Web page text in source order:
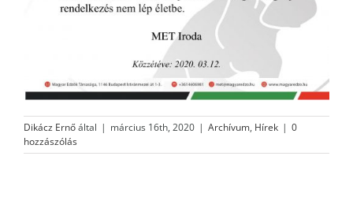
Dikácz Ernőáltal | március 16th, 2020 | Archívum, Hírek | 0
hozzászólás